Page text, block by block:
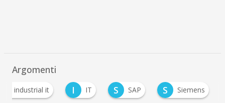
Argomenti
industrial it I IT S SAP S Siemens